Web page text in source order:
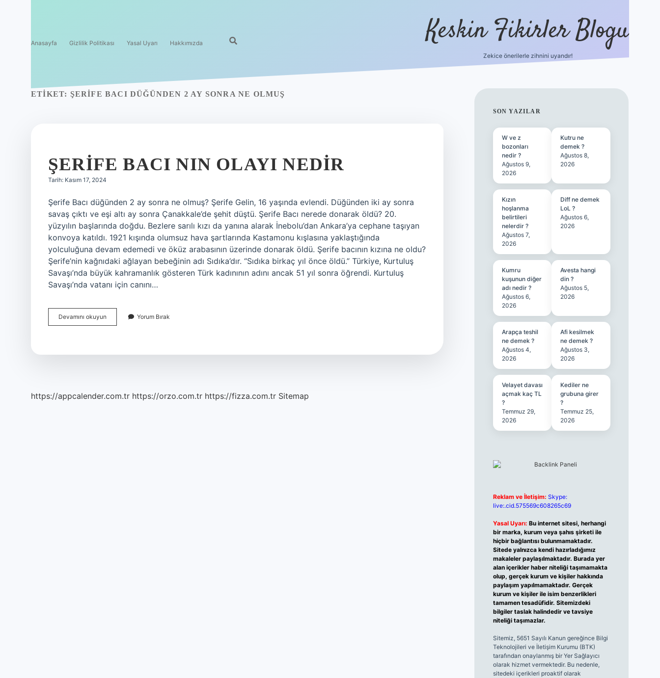
Anasayfa Gizlilik Politikası Yasal Uyarı Hakkımızda Keskin Fikirler Blogu
Zekice önerilerle zihnini uyandır!
ETIKET: ŞERIFE BACI DÜĞÜNDEN 2 AY SONRA NE OLMUŞ
ŞERIFE BACI NIN OLAYI NEDIR
Tarih: Kasım 17, 2024
Şerife Bacı düğünden 2 ay sonra ne olmuş? Şerife Gelin, 16 yaşında evlendi. Düğünden iki ay sonra
savaş çıktı ve eşi altı ay sonra Çanakkale’de şehit düştü. Şerife Bacı nerede donarak öldü? 20.
yüzyılın başlarında doğdu. Bezlere sarılı kızı da yanına alarak İnebolu’dan Ankara’ya cephane taşıyan
konvoya katıldı. 1921 kışında olumsuz hava şartlarında Kastamonu kışlasına yaklaştığında
yolculuğuna devam edemedi ve öküz arabasının üzerinde donarak öldü. Şerife bacının kızına ne oldu?
Şerife’nin kağnıdaki ağlayan bebeğinin adı Sıdıka’dır. “Sıdıka birkaç yıl önce öldü.” Türkiye, Kurtuluş
Savaşı’nda büyük kahramanlık gösteren Türk kadınının adını ancak 51 yıl sonra öğrendi. Kurtuluş
Savaşı’nda vatanı için canını…
Devamını okuyun
Bacı
Yorum Bırak
https://appcalender.com.tr https://orzo.com.tr https://fizza.com.tr Sitemap
SIDEBAR
SON YAZILAR
W ve z
bozonları
nedir ?
Ağustos 9,
2026
Kutru ne
demek ?
Ağustos 8,
2026
Kızın
hoşlanma
belirtileri
nelerdir ?
Ağustos 7,
2026
Diff ne demek
LoL ?
Ağustos 6,
2026
Kumru
kuşunun diğer
adı nedir ?
Ağustos 6,
2026
Avesta hangi
din ?
Ağustos 5,
2026
Arapça teshil
ne demek ?
Ağustos 4,
2026
Afi kesilmek
ne demek ?
Ağustos 3,
2026
Velayet davası
açmak kaç TL
?
Temmuz 29,
2026
Kediler ne
grubuna girer
?
Temmuz 25,
2026
Reklam ve İletişim: Skype:
live:.cid.575569c608265c69
Yasal Uyarı: Bu internet sitesi, herhangi
bir marka, kurum veya şahıs şirketi ile
hiçbir bağlantısı bulunmamaktadır.
Sitede yalnızca kendi hazırladığımız
makaleler paylaşılmaktadır. Burada yer
alan içerikler haber niteliği taşımamakta
olup, gerçek kurum ve kişiler hakkında
paylaşım yapılmamaktadır. Gerçek
kurum ve kişiler ile isim benzerlikleri
tamamen tesadüfidir. Sitemizdeki
bilgiler taslak halindedir ve tavsiye
niteliği taşımazlar.
Sitemiz, 5651 Sayılı Kanun gereğince Bilgi
Teknolojileri ve İletişim Kurumu (BTK)
tarafından onaylanmış bir Yer Sağlayıcı
olarak hizmet vermektedir. Bu nedenle,
sitedeki içerikleri proaktif olarak